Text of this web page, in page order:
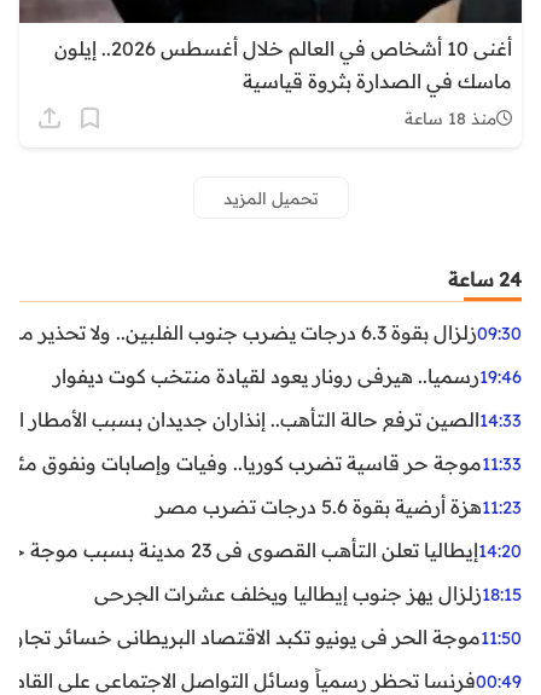
أغنى 10 أشخاص في العالم خلال أغسطس 2026.. إيلون
ماسك في الصدارة بثروة قياسية
منذ 18 ساعة
تحميل المزيد
24 ساعة
09:30زلزال بقوة 6.3 درجات يضرب جنوب الفلبين.. ولا تحذير من تسونامي حتى الآن
19:46رسميا.. هيرفي رونار يعود لقيادة منتخب كوت ديفوار
14:33الصين ترفع حالة التأهب.. إنذاران جديدان بسبب الأمطار
11:33موجة حر قاسية تضرب كوريا.. وفيات وإصابات ونفوق مئات
11:23هزة أرضية بقوة 5.6 درجات تضرب مصر
14:20إيطاليا تعلن التأهب القصوى في 23 مدينة بسبب موجة حر شديدة
18:15زلزال يهز جنوب إيطاليا ويخلف عشرات الجرحى
11:50موجة الحر في يونيو تكبد الاقتصاد البريطاني خسائر تجاوزت 1.5 مليار
00:49فرنسا تحظر رسمياً وسائل التواصل الاجتماعي على القاصرين